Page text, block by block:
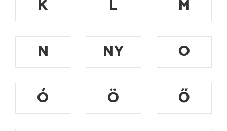
K L
M
N
NY
O
Ó
Ö
Ő